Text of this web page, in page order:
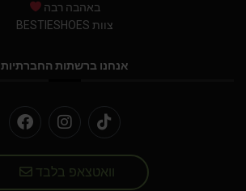
באהבה רבה
צוות BESTIESHOES
אנחנו ברשתות החברתיות
וואטצאפ בלבד